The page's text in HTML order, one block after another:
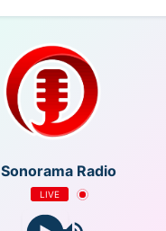
Sonorama Radio
LIVE